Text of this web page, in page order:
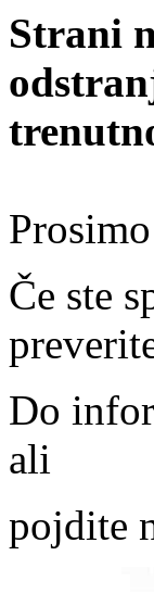
Strani
Če ste
Do
ali
pojdite